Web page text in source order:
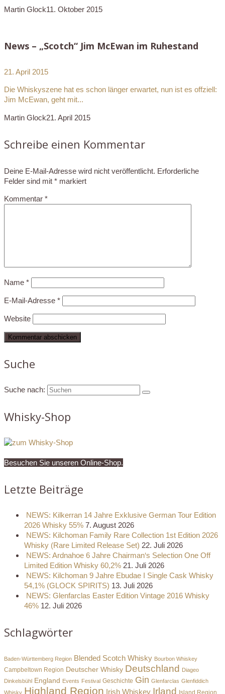
Martin Glock11. Oktober 2015
News – „Scotch“ Jim McEwan im Ruhestand
21. April 2015
Die Whiskyszene hat es schon länger erwartet, nun ist es offziell:
Jim McEwan, geht mit...
Martin Glock21. April 2015
Schreibe einen Kommentar
Deine E-Mail-Adresse wird nicht veröffentlicht. Erforderliche
Felder sind mit * markiert
Kommentar *
Name *
E-Mail-Adresse *
Website
Suche
Suche nach:
Whisky-Shop
Besuchen Sie unseren Online-Shop.
Letzte Beiträge
NEWS: Kilkerran 14 Jahre Exklusive German Tour Edition
2026 Whisky 55% 7. August 2026
NEWS: Kilchoman Family Rare Collection 1st Edition 2026
Whisky (Rare Limited Release Set) 22. Juli 2026
NEWS: Ardnahoe 6 Jahre Chairman‘s Selection One Off
Limited Edition Whisky 60,2% 21. Juli 2026
NEWS: Kilchoman 9 Jahre Ebudae I Single Cask Whisky
54,1% (GLOCK SPIRITS) 13. Juli 2026
NEWS: Glenfarclas Easter Edition Vintage 2016 Whisky
46% 12. Juli 2026
Schlagwörter
Baden-Württemberg Region Blended Scotch Whisky Bourbon Whiskey
Campbeltown Region Deutscher Whisky Deutschland Diageo
Dinkelsbühl England Events Festival Geschichte Gin Glenfarclas Glenfiddich
Whisky Highland Region Irish Whiskey Irland Island Region